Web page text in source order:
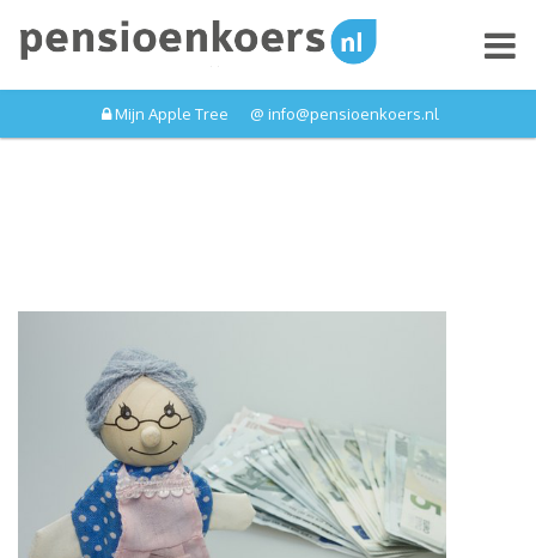
Mijn Apple Tree @ info@pensioenkoers.nl
Pensioen uitkeren
Nieuwe pensioenstelsel
Over ons
Reviews
FAQ